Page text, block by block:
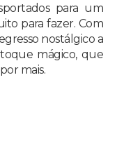
para um
para fazer. Com
nostálgico a
mágico, que
mais.